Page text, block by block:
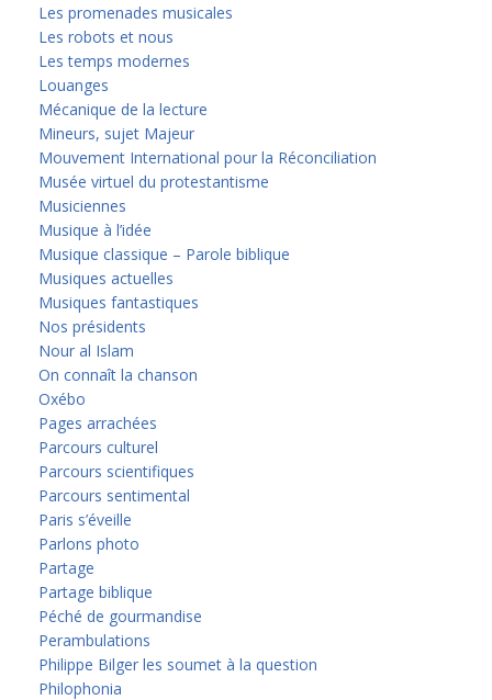
Les promenades musicales
Les robots et nous
Les temps modernes
Louanges
Mécanique de la lecture
Mineurs, sujet Majeur
Mouvement International pour la Réconciliation
Musée virtuel du protestantisme
Musiciennes
Musique à l’idée
Musique classique – Parole biblique
Musiques actuelles
Musiques fantastiques
Nos présidents
Nour al Islam
On connaît la chanson
Oxébo
Pages arrachées
Parcours culturel
Parcours scientifiques
Parcours sentimental
Paris s’éveille
Parlons photo
Partage
Partage biblique
Péché de gourmandise
Perambulations
Philippe Bilger les soumet à la question
Philophonia